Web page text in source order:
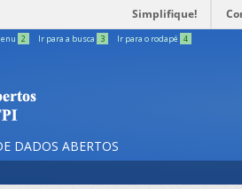
Simplifique!
2 Ir para a busca 3 Ir para o rodapé 4
DADOS ABERTOS